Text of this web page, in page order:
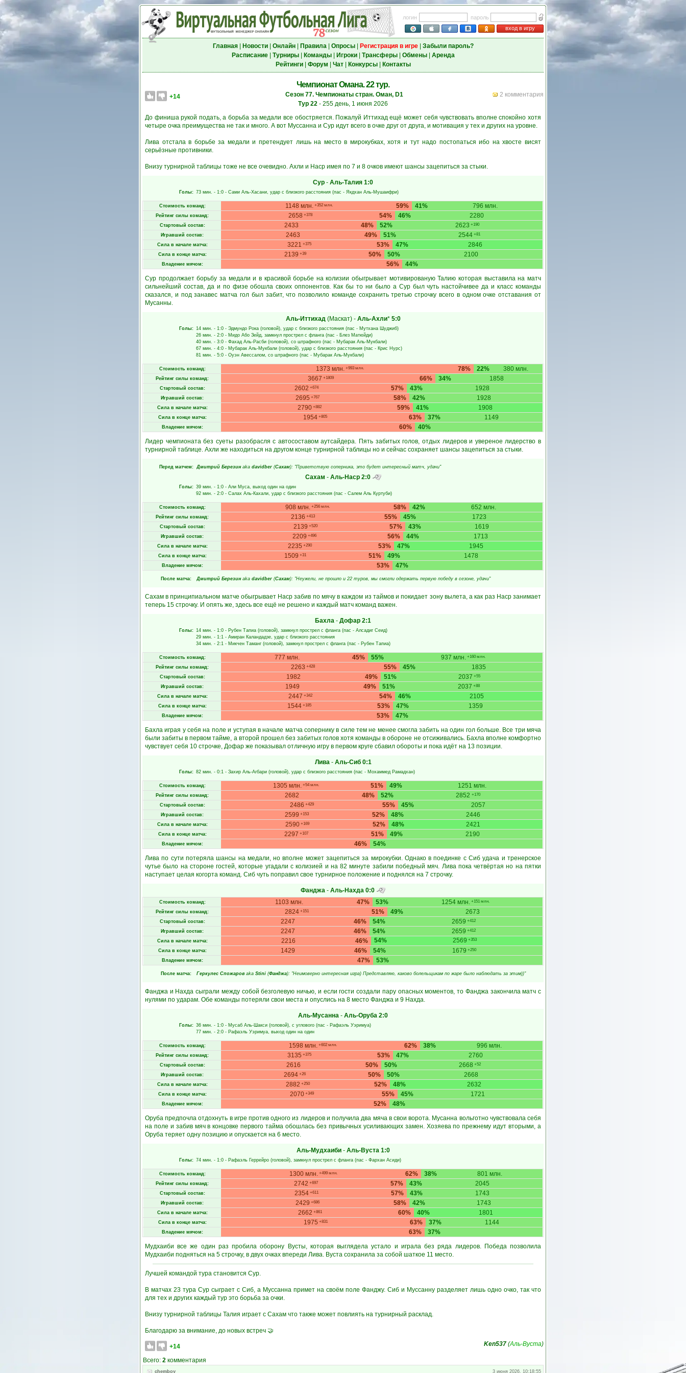
логин
пароль
вход в игру
Главная| Новости| Онлайн| Правила| Опросы| Регистрация в игре| Забыли пароль?
Расписание| Турниры| Команды| Игроки| Трансферы| Обмены| Аренда
Рейтинги| Форум Чат| Конкурсы| Контакты
Чемпионат Омана. 22 тур.
+14 2 комментария
Сезон 77. Чемпионаты стран. Оман, D1
Тур 22 - 255 день, 1 июня 2026
До финиша рукой подать, а борьба за медали все обостряется. Пожалуй Иттихад ещё может себя чувствовать вполне спокойно хотя
четыре очка преимущества не так и много. А вот Муссанна и Сур идут всего в очке друг от друга, и мотивация у тех и других на уровне.
Лива отстала в борьбе за медали и претендует лишь на место в мирокубках, хотя и тут надо постопаться ибо на хвосте висят
серьёзные противники.
Внизу турнирной таблицы тоже не все очевидно. Ахли и Наср имея по 7 и 8 очков имеют шансы зацепиться за стыки.
Сур - Аль-Талия 1:0
Голы: 73 мин. - 1:0 - Сами Аль-Хасани, удар с близкого расстояния (пас - Якдхан Аль-Мушаифри)
Стоимость команд: 59%
1148 млн. +352 млн. 41% 796 млн.
Рейтинг силы команд: 54%
2658 +378 46% 2280
Стартовый состав: 48%
2433 52% 2623 +190
Игравший состав: 49%
2463 51% 2544 +81
Сила в начале матча: 53%
3221 +375 47% 2846
Сила в конце матча: 50%
2139 +39 50% 2100
Владение мячом: 56%
44%
Сур продолжает борьбу за медали и в красивой борьбе на колизии обыгрывает мотивированую Талию которая выставила на матч
сильнейший состав, да и по физе обошла своих оппонентов. Как бы то ни было а Сур был чуть настойчивее да и класс команды
сказался, и под занавес матча гол был забит, что позволило команде сохранить третью строчку всего в одном очке отставания от
Мусанны.
Аль-Иттихад(Маскат)- Аль-Ахли* 5:0
Голы: 14 мин. - 1:0 - Эдмундо Рока (головой), удар с близкого расстояния (пас - Мутхана Шуджиб)
26 мин. - 2:0 - Мидо Або Зейд, замкнул прострел с фланга (пас - Блез Матюйди)
40 мин. - 3:0 - Фахад Аль-Расби (головой), со штрафного (пас - Мубарак Аль-Мукбали)
67 мин. - 4:0 - Мубарак Аль-Мукбали (головой), удар с близкого расстояния (пас - Крис Нурс)
81 мин. - 5:0 - Оуэн Авессалом, со штрафного (пас - Мубарак Аль-Мукбали)
Стоимость команд: 78%
1373 млн. +993 млн. 22% 380 млн.
Рейтинг силы команд: 66%
3667 +1809 34% 1858
Стартовый состав: 57%
2602 +674 43% 1928
Игравший состав: 58%
2695 +767 42% 1928
Сила в начале матча: 59%
2790+882 41% 1908
Сила в конце матча: 63%
1954 +805 37% 1149
Владение мячом: 60%
40%
Лидер чемпионата без суеты разобрасля с автосоставом аутсайдера. Пять забитых голов, отдых лидеров и увереное лидерство в
турнирной таблице. Ахли же находиться на другом конце турнирной таблицы но и сейчас сохраняет шансы зацепиться за стыки.
Перед матчем: Дмитрий Березин aka davidber (Сахам): "Приветствую соперника, это будет интересный матч, удачи"
Сахам - Аль-Наср 2:0
Голы: 39 мин. - 1:0 - Али Муса, выход один на один
92 мин. - 2:0 - Салах Аль-Кахали, удар с близкого расстояния (пас - Салем Аль Куртуби)
Стоимость команд: 58%
908 млн. +256 млн. 42% 652 млн.
Рейтинг силы команд: 55%
2136 +413 45% 1723
Стартовый состав: 57%
2139 +520 43% 1619
Игравший состав: 56%
2209 +496 44% 1713
Сила в начале матча: 53%
2235 +290 47% 1945
Сила в конце матча: 51%
1509 +31 49% 1478
Владение мячом: 53% 47%
После матча: Дмитрий Березин aka davidber (Сахам): "Неужели, не прошло и 22 туров, мы смогли одержать первую победу в сезоне, удачи"
Сахам в принципиальном матче обыгрывает Наср забив по мячу в каждом из таймов и покидает зону вылета, а как раз Наср занимает
теперь 15 строчку. И опять же, здесь все ещё не решено и каждый матч команд важен.
Бахла - Дофар 2:1
Голы: 14 мин. - 1:0 - Рубен Тапиа (головой), замкнул прострел с фланга (пас - Алсадиг Сеид)
29 мин. - 1:1 - Амиран Каландадзе, удар с близкого расстояния
34 мин. - 2:1 - Микчен Таманг (головой), замкнул прострел с фланга (пас - Рубен Тапиа)
Стоимость команд: 45%
777 млн. 55% 937 млн. +160 млн.
Рейтинг силы команд: 55%
2263 +428 45% 1835
Стартовый состав: 49%
1982 51% 2037 +55
Игравший состав: 49%
1949 51% 2037 +88
Сила в начале матча: 54%
2447 +342 46% 2105
Сила в конце матча: 53%
1544 +185 47% 1359
Владение мячом: 53%
47%
Бахла играя у себя на поле и уступая в начале матча сопернику в силе тем не менее смогла забить на один гол больше. Все три мяча
были забиты в первом тайме, а второй прошел без забитых голов хотя команды в обороне не отсиживались. Бахла вполне комфортно
чувствует себя 10 строчке, Дофар же показывал отличную игру в первом круге сбавил обороты и пока идёт на 13 позиции.
Лива- Аль-Сиб 0:1
Голы: 82 мин. - 0:1 - Захир Аль-Агбари (головой), удар с близкого расстояния (пас - Мохаммед Рамадхан)
Стоимость команд: 51%
1305 млн. +54 млн. 49% 1251 млн.
Рейтинг силы команд: 48%
2682 52% 2852 +170
Стартовый состав: 55%
2486 +429 45% 2057
Игравший состав: 52%
2599 +153 48% 2446
Сила в начале матча: 52%
2590+169 48% 2421
Сила в конце матча: 51%
2297 +107 49% 2190
Владение мячом: 46%
54%
Лива по сути потеряла шансы на медали, но вполне может зацепиться за мирокубки. Однако в поединке с Сиб удача и тренерское
чутье было на стороне гостей, которые угадали с колизией и на 82 минуте забили победный мяч. Лива пока четвёртая но на пятки
наступает целая когорта команд. Сиб чуть поправил свое турнирное положение и поднялся на 7 строчку.
Фанджа - Аль-Нахда 0:0
Стоимость команд: 47%
1103 млн. 53% 1254 млн. +151 млн.
Рейтинг силы команд: 51%
2824 +151 49% 2673
Стартовый состав: 46%
2247 54% 2659 +412
Игравший состав: 46%
2247 54% 2659 +412
Сила в начале матча: 46%
2216 54% 2569 +353
Сила в конце матча: 46%
1429 54% 1679 +250
Владение мячом: 47% 53%
После матча: Геркулес Спожаров aka Stini (Фанджа): "Неимоверно интересная игра) Представляю, каково болельщикам по жаре было наблюдать за этим))"
Фанджа и Нахда сыграли между собой безголевую ничью, и если гости создали пару опасных моментов, то Фанджа закончила матч с
нулями по ударам. Обе команды потеряли свои места и опуслись на 8 место Фанджа и 9 Нахда.
Аль-Мусанна - Аль-Оруба 2:0
Голы: 36 мин. - 1:0 - Мусаб Аль-Шакси (головой), с углового (пас - Рафаэль Уэримуа)
77 мин. - 2:0 - Рафаэль Уэримуа, выход один на один
Стоимость команд: 62%
1598 млн. +602 млн. 38% 996 млн.
Рейтинг силы команд: 53%
3135 +375 47% 2760
Стартовый состав: 50%
2616 50% 2668 +52
Игравший состав: 50%
2694 +26 50% 2668
Сила в начале матча: 52%
2882 +250 48% 2632
Сила в конце матча: 55%
2070+349 45% 1721
Владение мячом: 52%
48%
Оруба предпочла отдохнуть в игре против одного из лидеров и получила два мяча в свои ворота. Мусанна вольготно чувствовала себя
на поле и забив мяч в концовке первого тайма обошлась без привычных усиливающих замен. Хозяева по прежнему идут вторыми, а
Оруба теряет одну позицию и опускается на 6 место.
Аль-Мудхаиби- Аль-Вуста 1:0
Голы: 74 мин. - 1:0 - Рафаэль Геррейро (головой), замкнул прострел с фланга (пас - Фархан Асиди)
Стоимость команд: 62%
1300 млн. +499 млн. 38% 801 млн.
Рейтинг силы команд: 57%
2742 +697 43% 2045
Стартовый состав: 57%
2354 +611 43% 1743
Игравший состав: 58%
2429 +686 42% 1743
Сила в начале матча: 60%
2662 +861 40% 1801
Сила в конце матча: 63%
1975 +831 37% 1144
Владение мячом: 63%
37%
Мудхаиби все же один раз пробила оборону Вусты, которая выглядела устало и играла без ряда лидеров. Победа позволила
Мудхаиби подняться на 5 строчку, в двух очках впереди Лива. Вуста сохранила за собой шаткое 11 место.
Лучшей командой тура становится Сур.
В матчах 23 тура Сур сыграет с Сиб, а Муссанна примет на своём поле Фанджу. Сиб и Муссанну разделяет лишь одно очко, так что
для тех и других каждый тур это борьба за очки.
Внизу турнирной таблицы Талия играет с Сахам что также может повлиять на турнирный расклад.
Благодарю за внимание, до новых встреч 🤝
+14 Ken537 (Аль-Вуста)
Всего: 2 комментария
chemboy 3 июня 2026, 10:18:55